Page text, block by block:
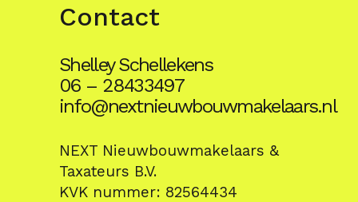
Contact
Shelley Schellekens
06 – 28433497
info@nextnieuwbouwmakelaars.nl
NEXT Nieuwbouwmakelaars &
Taxateurs B.V.
KVK nummer: 82564434